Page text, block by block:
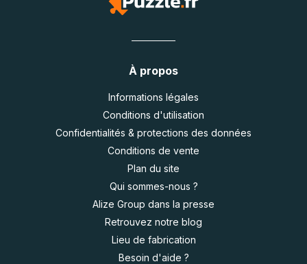
À propos
Informations légales
Conditions d'utilisation
Confidentialités & protections des données
Conditions de vente
Plan du site
Qui sommes-nous ?
Alize Group dans la presse
Retrouvez notre blog
Lieu de fabrication
Besoin d'aide ?